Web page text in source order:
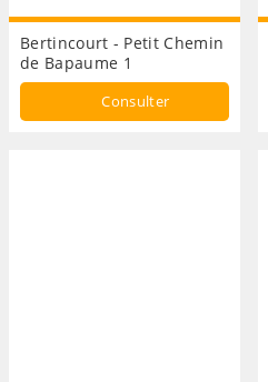
Bertincourt - Petit Chemin
de Bapaume 1
Consulter